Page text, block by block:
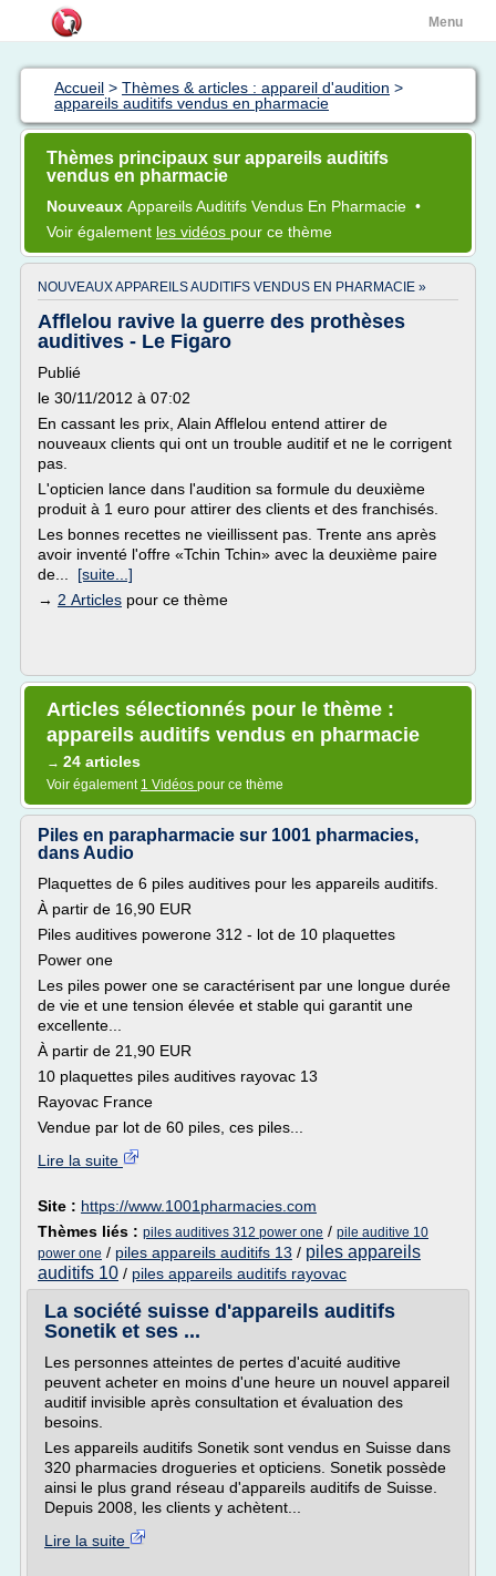
Menu
Accueil > Thèmes & articles : appareil d'audition >
appareils auditifs vendus en pharmacie
Thèmes principaux sur appareils auditifs
vendus en pharmacie
Nouveaux Appareils Auditifs Vendus En Pharmacie •
Voir également les vidéos pour ce thème
NOUVEAUX APPAREILS AUDITIFS VENDUS EN PHARMACIE »
Afflelou ravive la guerre des prothèses
auditives - Le Figaro
Publié
le 30/11/2012 à 07:02
En cassant les prix, Alain Afflelou entend attirer de
nouveaux clients qui ont un trouble auditif et ne le corrigent
pas.
L'opticien lance dans l'audition sa formule du deuxième
produit à 1 euro pour attirer des clients et des franchisés.
Les bonnes recettes ne vieillissent pas. Trente ans après
avoir inventé l'offre «Tchin Tchin» avec la deuxième paire
de... [suite...]
→ 2 Articles pour ce thème
Articles sélectionnés pour le thème :
appareils auditifs vendus en pharmacie
→ 24 articles
Voir également 1 Vidéos pour ce thème
Piles en parapharmacie sur 1001 pharmacies,
dans Audio
Plaquettes de 6 piles auditives pour les appareils auditifs.
À partir de 16,90 EUR
Piles auditives powerone 312 - lot de 10 plaquettes
Power one
Les piles power one se caractérisent par une longue durée
de vie et une tension élevée et stable qui garantit une
excellente...
À partir de 21,90 EUR
10 plaquettes piles auditives rayovac 13
Rayovac France
Vendue par lot de 60 piles, ces piles...
Lire la suite
Site : https://www.1001pharmacies.com
Thèmes liés : piles auditives 312 power one / pile auditive 10
power one / piles appareils auditifs 13 / piles appareils
auditifs 10 / piles appareils auditifs rayovac
La société suisse d'appareils auditifs
Sonetik et ses ...
Les personnes atteintes de pertes d'acuité auditive
peuvent acheter en moins d'une heure un nouvel appareil
auditif invisible après consultation et évaluation des
besoins.
Les appareils auditifs Sonetik sont vendus en Suisse dans
320 pharmacies drogueries et opticiens. Sonetik possède
ainsi le plus grand réseau d'appareils auditifs de Suisse.
Depuis 2008, les clients y achètent...
Lire la suite